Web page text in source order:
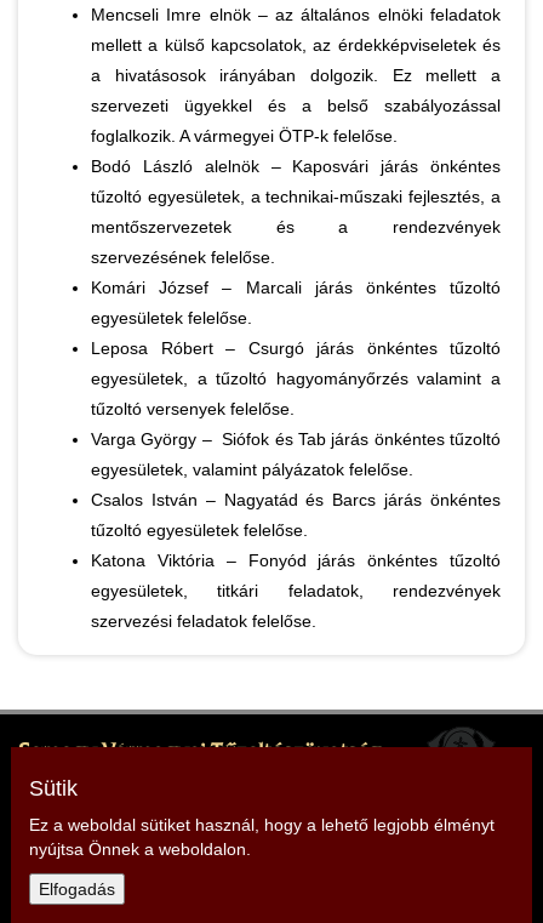
Mencseli Imre elnök – az általános elnöki feladatok
mellett a külső kapcsolatok, az érdekképviseletek és
a hivatásosok irányában dolgozik. Ez mellett a
szervezeti ügyekkel és a belső szabályozással
foglalkozik. A vármegyei ÖTP-k felelőse.
Bodó László alelnök – Kaposvári járás önkéntes
tűzoltó egyesületek, a technikai-műszaki fejlesztés, a
mentőszervezetek és a rendezvények
szervezésének felelőse.
Komári József – Marcali járás önkéntes tűzoltó
egyesületek felelőse.
Leposa Róbert – Csurgó járás önkéntes tűzoltó
egyesületek, a tűzoltó hagyományőrzés valamint a
tűzoltó versenyek felelőse.
Varga György – Siófok és Tab járás önkéntes tűzoltó
egyesületek, valamint pályázatok felelőse.
Csalos István – Nagyatád és Barcs járás önkéntes
tűzoltó egyesületek felelőse.
Katona Viktória – Fonyód járás önkéntes tűzoltó
egyesületek, titkári feladatok, rendezvények
szervezési feladatok felelőse.
Somogy Vármegyei Tűzoltószövetség
Cím: 7400 Kaposvár, Somssich P. u. 7.
E-mail:
Sütik
Ez a weboldal sütiket használ, hogy a lehető legjobb élményt
nyújtsa Önnek a weboldalon.
Elfogadás